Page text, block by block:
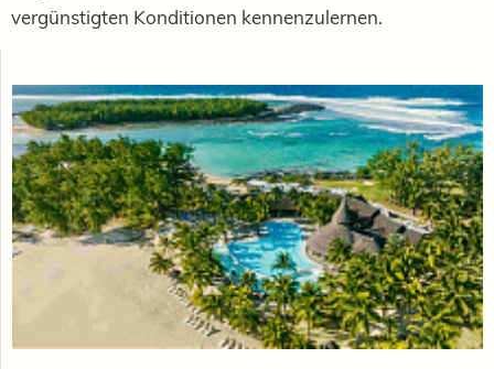
vergünstigten Konditionen kennenzulernen.